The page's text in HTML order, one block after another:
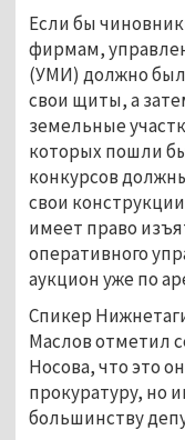
Если бы
фирмам,
(УМИ) должно
свои щиты, а
земельные
которых пошли
конкурсов
свои
имеет право
оперативного
аукцион уже по
Спикер
Маслов отметил
Носова, что это
прокуратуру, но
большинству